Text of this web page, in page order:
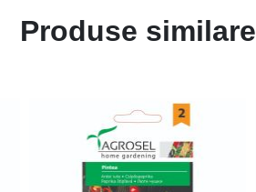
Produse similare